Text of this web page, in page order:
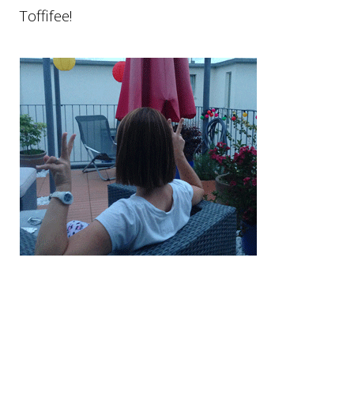
Toffifee!